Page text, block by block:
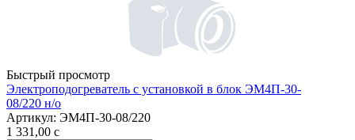
Быстрый просмотр
Электроподогреватель с установкой в блок ЭМ4П-30-
08/220 н/о
Артикул: ЭМ4П-30-08/220
1 331,00 c